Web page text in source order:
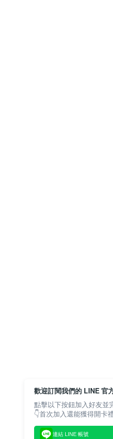
歡迎訂閱我們的 LINE 官
點擊以下按鈕加入好友並
👇首次加入還能獲得開卡
連結 LINE 帳號